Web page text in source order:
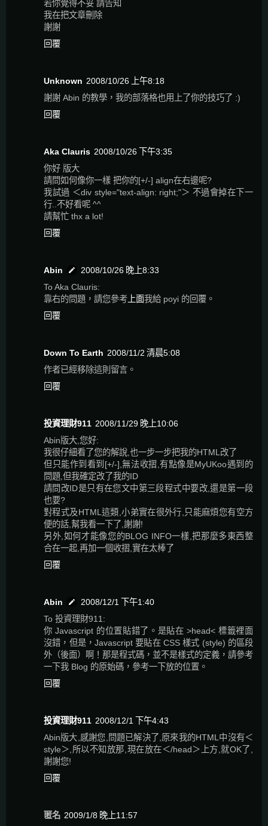
若你覺得不妥 請告知
我在把文章刪除
謝謝
回覆
Unknown 2008/10/26 上午8:18
謝謝 Abin 的教學，我的部落格也用上了你的技巧了 :)
回覆
Aka Clauris 2008/10/26 下午3:35
你好 版大
請問如何像你一樣 把你的[+/-] align在右邊呢?
我試過 ＜div style="text-align: right;"＞ 不過會掉在下一
行..不好看呢 ^^
請幫忙 thx a lot!
回覆
Abin
2008/10/26 晚上8:33
To Aka Clauris:
靠右的問題，請您參考 上面我給 poyi 的回覆。
回覆
Down To Earth 2008/11/2 清晨5:08
作者已經移除這則留言。
回覆
投資理財911 2008/11/29 晚上10:06
Abin版大,您好:
我很仔細看了您的解說,也一步一步把我的HTML改了
但只能作到看到[+/-],無法收摺,有點像是MyUKoo遇到的
問題,但我確定改了我的ID
請問改ID是只有在您文中第三段程式中要改,還是第一段
也要?
對程式及HTML這類,小弟實在很外行,只能麻煩您有空方
便的話,幫我看一下了,謝謝!
另外,如何才能像您的BLOG INFO一樣,把那麼多東西整
合在一起,再加一個收摺,實在太棒了
回覆
Abin
2008/12/1 下午1:40
To 投資理財911:
你 Javascript 的位置貼錯了。是貼在 >head< 標籤裡面
沒錯，但是，Javascript 要貼在 CSS 樣式 (style) 的區段
外（後面）啊！那是程式碼，並不是樣式的定義，請參考
一下我 Blog 的原始碼，參考一下放的位置。
回覆
投資理財911 2008/12/1 下午4:43
Abin版大,感謝您,問題已解決了,原來我的HTML中沒有＜
style＞,所以不知放那,現在放在＜/head＞上方,就OK了,
謝謝您!
回覆
匿名 2009/1/8 晚上11:57